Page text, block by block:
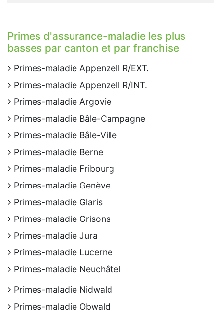
Primes d'assurance-maladie les plus
basses par canton et par franchise
Primes-maladie Appenzell R/EXT.
Primes-maladie Appenzell R/INT.
Primes-maladie Argovie
Primes-maladie Bâle-Campagne
Primes-maladie Bâle-Ville
Primes-maladie Berne
Primes-maladie Fribourg
Primes-maladie Genève
Primes-maladie Glaris
Primes-maladie Grisons
Primes-maladie Jura
Primes-maladie Lucerne
Primes-maladie Neuchâtel
Primes-maladie Nidwald
Primes-maladie Obwald